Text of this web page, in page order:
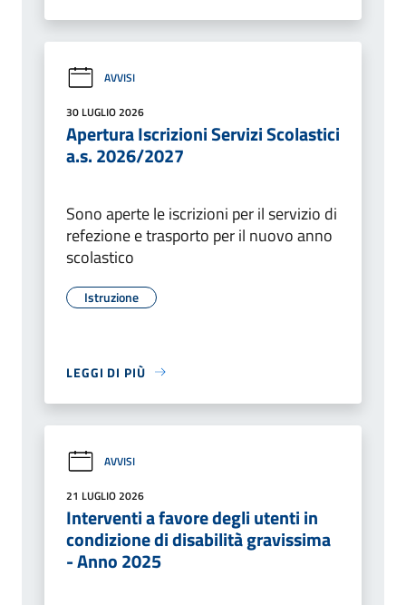
AVVISI
30 LUGLIO 2026
Apertura Iscrizioni Servizi Scolastici
a.s. 2026/2027
Sono aperte le iscrizioni per il servizio di
refezione e trasporto per il nuovo anno
scolastico
Istruzione
LEGGI DI PIÙ
AVVISI
21 LUGLIO 2026
Interventi a favore degli utenti in
condizione di disabilità gravissima
- Anno 2025